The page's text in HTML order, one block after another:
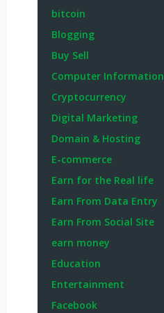
bitcoin
Blogging
Buy Sell
Computer Information
Cryptocurrency
Digital Marketing
Domain & Hosting
E-commerce
Earn for the Real life
Earn From Data Entry
Earn From Social Site
earn money
Education
Entertainment
Facebook